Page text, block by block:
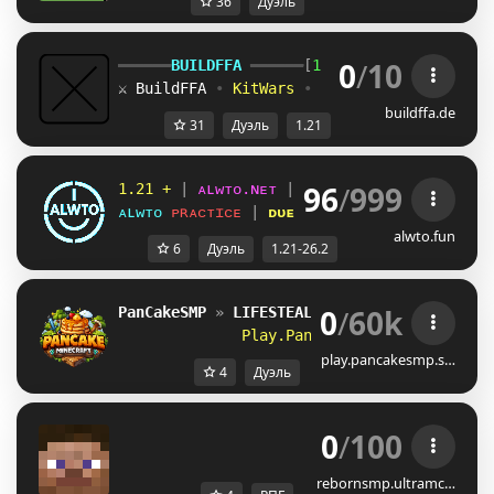
━━━━━━BUILDFFA ━━━━━━[1.21+ ]
⚔ BuildFFA
• KitWars • Duels • Events
0/10
buildffa.de
31 Дуэль 1.21
1.21 + ᴀʟᴡᴛᴏ.ɴᴇᴛ 26.2 UPDATE
SPEARS
ᴀʟᴡᴛᴏ ᴘʀᴀᴄᴛɪᴄᴇ ᴅᴜᴇʟs✦ғғᴀ ✦ᴘᴀʀᴛʏ ᴇᴠᴇɴᴛs
96/999
alwto.fun
6 Дуэль 1.21-26.2
PanCakeSMP » LIFESTEAL + PRACTICE
Play.PanCakeSmp.store
0/60k
play.pancakesmp.s…
4 Дуэль
→ REBORN SMP ←
0/100
rebornsmp.ultramc…